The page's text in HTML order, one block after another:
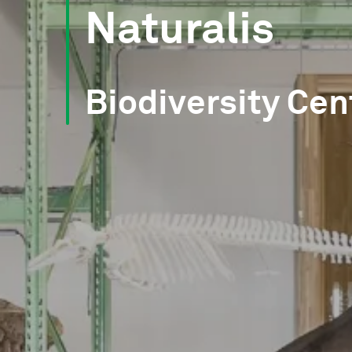
Naturalis
Biodiversity